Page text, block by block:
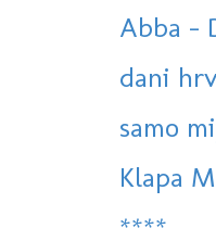
Abba -
dani
samo
Klapa
****